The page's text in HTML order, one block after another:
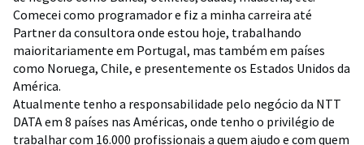
Comecei como programador e fiz a minha carreira até
Partner da consultora onde estou hoje, trabalhando
maioritariamente em Portugal, mas também em países
como Noruega, Chile, e presentemente os Estados Unidos da
América.
Atualmente tenho a responsabilidade pelo negócio da NTT
DATA em 8 países nas Américas, onde tenho o privilégio de
trabalhar com 16.000 profissionais a quem ajudo e com quem